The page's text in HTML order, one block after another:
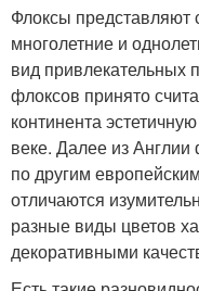
Флоксы из семян
Флоксы представляют
многолетние и
вид привлекательных
флоксов принято
континента
веке. Далее из
по другим
отличаются
разные виды цветов
декоративными